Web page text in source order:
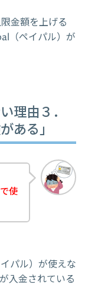
金額を上げる
（ペイパル）が
理由３．
ある」
使
パル）が使えな
入金されている